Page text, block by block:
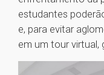
estudantes
e, para evitar
em um tour virtual,